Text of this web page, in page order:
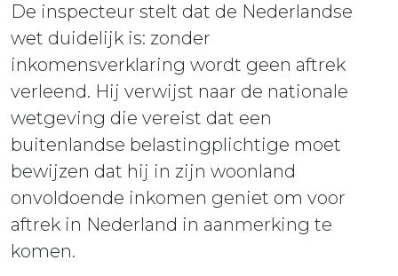
De inspecteur stelt dat de Nederlandse
wet duidelijk is: zonder
inkomensverklaring wordt geen aftrek
verleend. Hij verwijst naar de nationale
wetgeving die vereist dat een
buitenlandse belastingplichtige moet
bewijzen dat hij in zijn woonland
onvoldoende inkomen geniet om voor
aftrek in Nederland in aanmerking te
komen.